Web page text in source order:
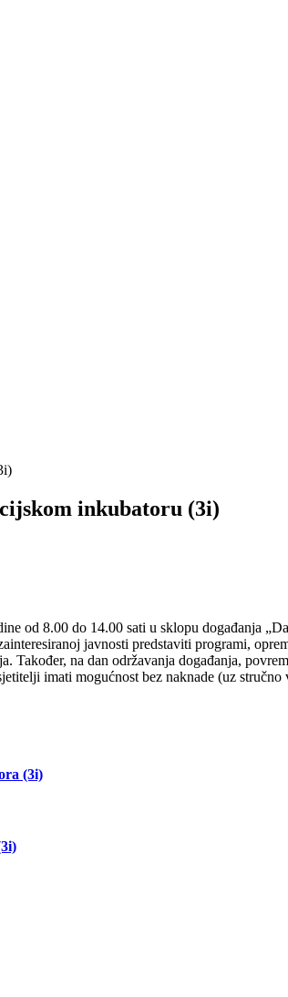
inkubatoru (3i)
od 8.00 do 14.00 sati u sklopu događanja
javnosti predstaviti programi,
Također, na dan održavanja događanja,
imati mogućnost bez naknade (uz
(3i)